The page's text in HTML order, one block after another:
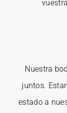
Nuestra
juntos.
estado a